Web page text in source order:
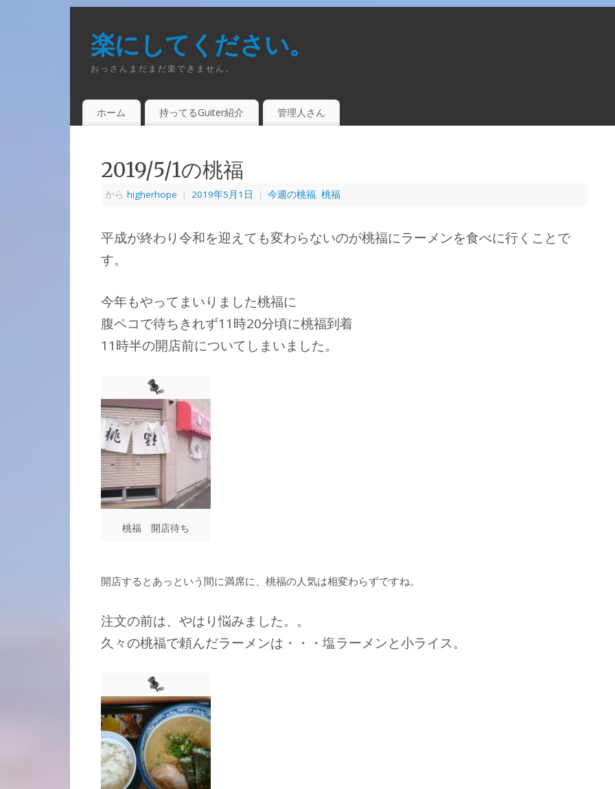
楽にしてください。
おっさんまだまだ楽できません。
ホーム 持ってるGuiter紹介 管理人さん
2019/5/1の桃福
から higherhope | 2019年5月1日 | 今週の桃福, 桃福
平成が終わり令和を迎えても変わらないのが桃福にラーメンを食べに行くことで
す。
今年もやってまいりました桃福に
腹ペコで待ちきれず11時20分頃に桃福到着
11時半の開店前についてしまいました。
桃福 開店待ち
開店するとあっという間に満席に、桃福の人気は相変わらずですね。
注文の前は、やはり悩みました。。
久々の桃福で頼んだラーメンは・・・塩ラーメンと小ライス。